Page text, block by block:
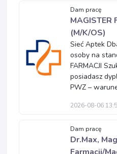
Dam pracę
MAGISTER
(M/K/OS)
Sieć Aptek
osoby na
FARMACJI
posiadasz
PWZ –
2026-08-06
Dam pracę
Dr.Max,